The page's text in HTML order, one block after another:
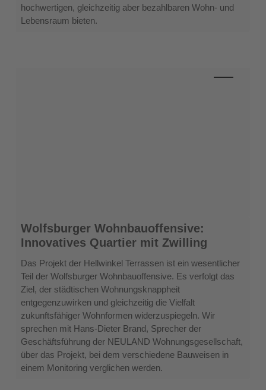
hochwertigen, gleichzeitig aber bezahlbaren Wohn- und
Lebensraum bieten.
Wolfsburger
Wohnbauoffensive:
Innovatives
Quartier
mit
Zwilling
Wolfsburger Wohnbauoffensive:
Innovatives Quartier mit Zwilling
Das Projekt der Hellwinkel Terrassen ist ein wesentlicher
Teil der Wolfsburger Wohnbauoffensive. Es verfolgt das
Ziel, der städtischen Wohnungsknappheit
entgegenzuwirken und gleichzeitig die Vielfalt
zukunftsfähiger Wohnformen widerzuspiegeln. Wir
sprechen mit Hans-Dieter Brand, Sprecher der
Geschäftsführung der NEULAND Wohnungsgesellschaft,
über das Projekt, bei dem verschiedene Bauweisen in
einem Monitoring verglichen werden.